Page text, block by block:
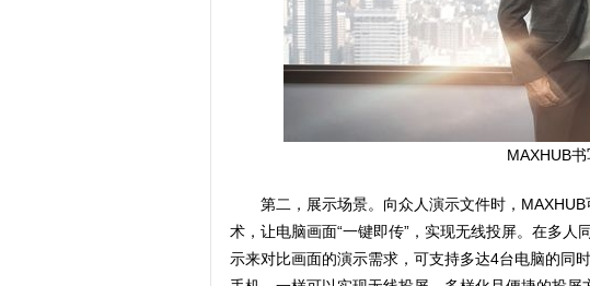
MAXHUB
第二，展示场景。向众人演示文件时，
术，让电脑画面“一键即传”，实现无线投屏。在多
示来对比画面的演示需求，可支持多达4台电脑的同